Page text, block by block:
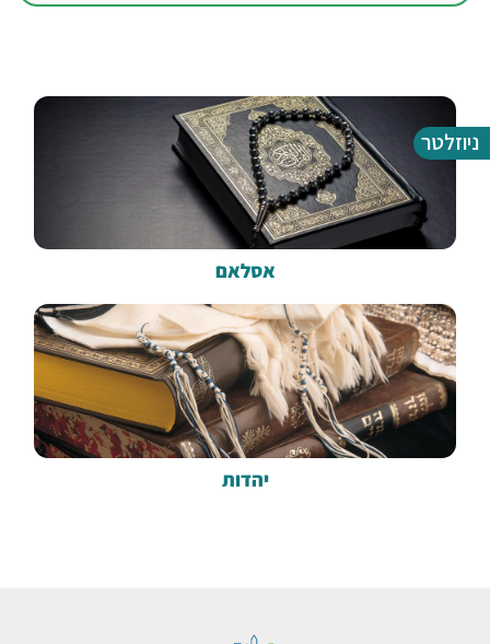
אסלאם
יהדות
ניוזלטר